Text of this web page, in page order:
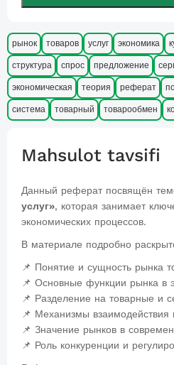
рынок товаров услуг экономика
структура спрос предложение
экономическая теория реферат
система товарный товарообмен
Mahsulot tavsifi
Данный реферат посвящён
услуг», которая занимает
экономических процессов.
В материале подробно
📌 Понятие и сущность рынка
📌 Основные функции рынка в
📌 Разделение на товарные и
📌 Механизмы взаимодействия
📌 Значение рынков в
📌 Роль конкуренции и